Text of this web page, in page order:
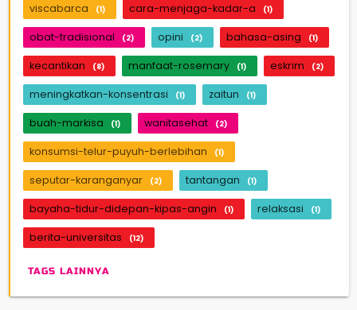
viscabarca (1) cara-menjaga-kadar-a (1)
obat-tradisional (2) opini (2) bahasa-asing (1)
kecantikan (8) manfaat-rosemary (1) eskrim (2)
meningkatkan-konsentrasi (1) zaitun (1)
buah-markisa (1) wanitasehat (2)
konsumsi-telur-puyuh-berlebihan (1)
seputar-karanganyar (2) tantangan (1)
bayaha-tidur-didepan-kipas-angin (1) relaksasi (1)
berita-universitas (12)
TAGS LAINNYA